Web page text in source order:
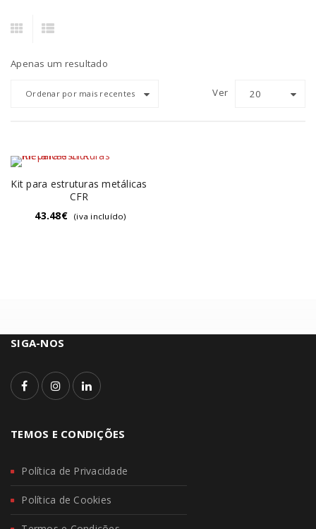
Apenas um resultado
Ordenar por mais recentes Ver 20
Kit para estruturas metálicas
CFR
43.48€ (iva incluído)
SIGA-NOS
TEMOS E CONDIÇÕES
Política de Privacidade
Política de Cookies